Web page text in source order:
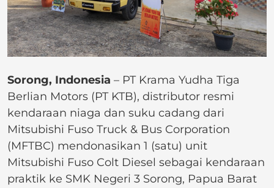
Sorong, Indonesia – PT Krama Yudha Tiga
Berlian Motors (PT KTB), distributor resmi
kendaraan niaga dan suku cadang dari
Mitsubishi Fuso Truck & Bus Corporation
(MFTBC) mendonasikan 1 (satu) unit
Mitsubishi Fuso Colt Diesel sebagai kendaraan
praktik ke SMK Negeri 3 Sorong, Papua Barat